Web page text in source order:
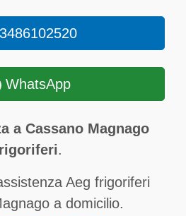
3486102520
WhatsApp
a Cassano Magnago
.
Aeg frigoriferi
a domicilio.